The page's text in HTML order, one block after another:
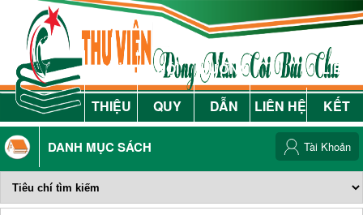
GIỚI
THIỆU
NỘI
QUY
HƯỚNG
DẪN
LIÊN HỆ
LIÊN
KẾT
DANH MỤC SÁCH Tài Khoản